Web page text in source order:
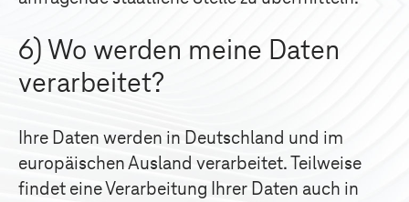
6) Wo werden meine Daten
verarbeitet?
Ihre Daten werden in Deutschland und im
europäischen Ausland verarbeitet. Teilweise
findet eine Verarbeitung Ihrer Daten auch in